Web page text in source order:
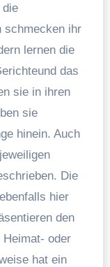
die
schmecken ihr
lernen die
das
sie in ihren
sie
hinein. Auch
Die
hier
den
oder
hat ein